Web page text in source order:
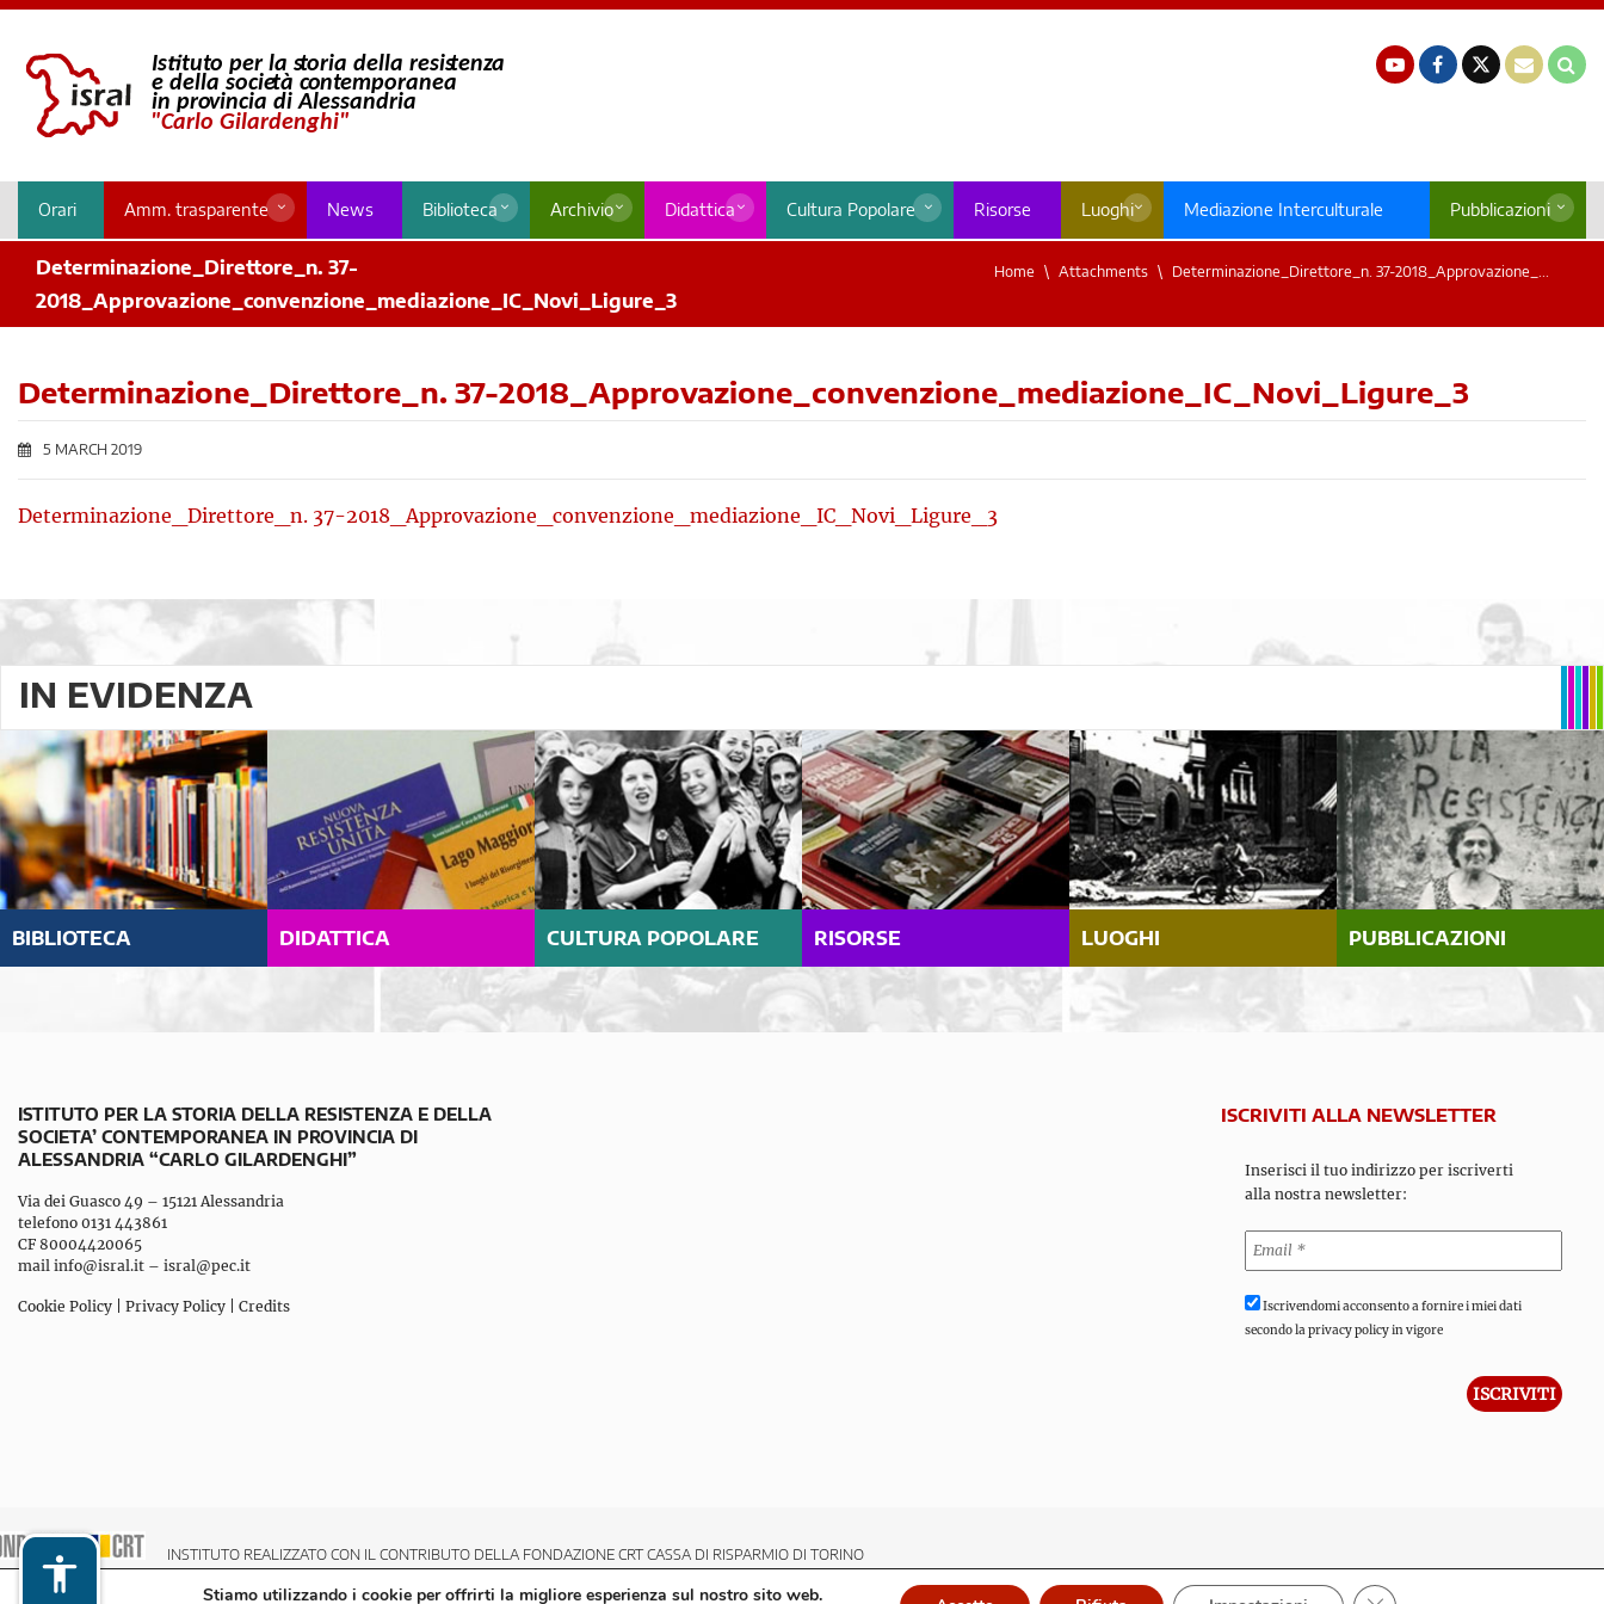
Orari Amm. trasparente News Biblioteca Archivio Didattica Cultura Popolare Risorse Luoghi Mediazione Interculturale Pubblicazioni
Determinazione_Direttore_n. 37-
2018_Approvazione_convenzione_mediazione_IC_Novi_Ligure_3
Home Attachments Determinazione_Direttore_n. 37-2018_Approvazione_...
Determinazione_Direttore_n. 37-2018_Approvazione_convenzione_mediazione_IC_Novi_Ligure_3
5 MARCH 2019
Determinazione_Direttore_n. 37-2018_Approvazione_convenzione_mediazione_IC_Novi_Ligure_3
IN EVIDENZA
BIBLIOTECA DIDATTICA CULTURA POPOLARE RISORSE LUOGHI PUBBLICAZIONI
ISTITUTO PER LA STORIA DELLA RESISTENZA E DELLA
SOCIETA’ CONTEMPORANEA IN PROVINCIA DI
ALESSANDRIA “CARLO GILARDENGHI”
Via dei Guasco 49 – 15121 Alessandria
telefono 0131 443861
CF 80004420065
mail info@isral.it – isral@pec.it
Cookie Policy Privacy Policy Credits
ISCRIVITI ALLA NEWSLETTER
Inserisci il tuo indirizzo per iscriverti
alla nostra newsletter:
Iscrivendomi acconsento a fornire i miei dati
secondo la privacy policy in vigore
INSTITUTO REALIZZATO CON IL CONTRIBUTO DELLA FONDAZIONE CRT CASSA DI RISPARMIO DI TORINO
Stiamo utilizzando i cookie per offrirti la migliore esperienza sul nostro sito web. Close GDPR Cookie Banner